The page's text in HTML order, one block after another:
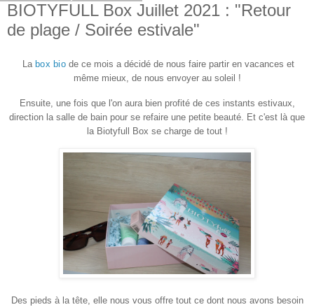
BIOTYFULL Box Juillet 2021 : "Retour
de plage / Soirée estivale"
La box bio de ce mois a décidé de nous faire partir en vacances et
même mieux, de nous envoyer au soleil !
Ensuite, une fois que l'on aura bien profité de ces instants estivaux,
direction la salle de bain pour se refaire une petite beauté. Et c'est là que
la Biotyfull Box se charge de tout !
Des pieds à la tête, elle nous vous offre tout ce dont nous avons besoin